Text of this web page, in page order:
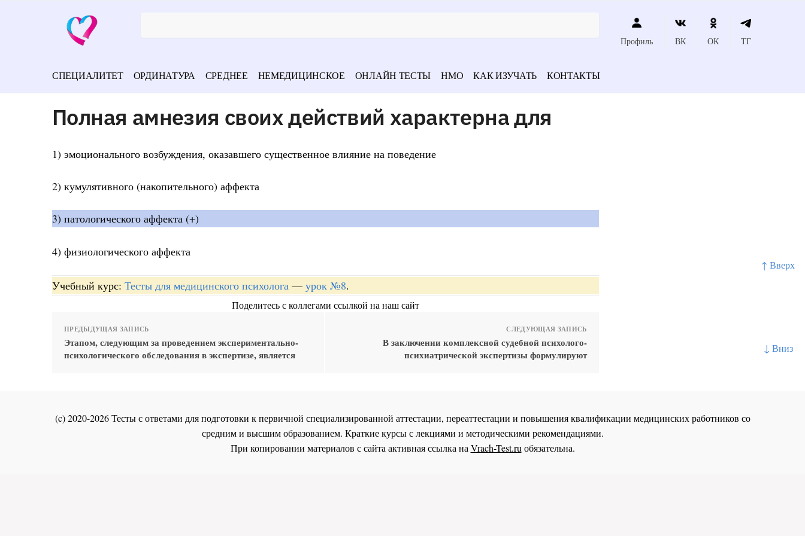
↑ Вверх
↓ Вниз
Профиль ВК ОК ТГ
СПЕЦИАЛИТЕТ ОРДИНАТУРА СРЕДНЕЕ НЕМЕДИЦИНСКОЕ ОНЛАЙН ТЕСТЫ НМО КАК ИЗУЧАТЬ КОНТАКТЫ
Полная амнезия своих действий характерна для
1) эмоционального возбуждения, оказавшего существенное влияние на поведение
2) кумулятивного (накопительного) аффекта
3) патологического аффекта (+)
4) физиологического аффекта
Учебный курс: Тесты для медицинского психолога — урок №8.
Поделитесь с коллегами ссылкой на наш сайт
ПРЕДЫДУЩАЯ ЗАПИСЬ
Этапом, следующим за проведением экспериментально-
психологического обследования в экспертизе, является
СЛЕДУЮЩАЯ ЗАПИСЬ
В заключении комплексной судебной психолого-
психиатрической экспертизы формулируют
(c) 2020-2026 Тесты с ответами для подготовки к первичной специализированной аттестации, переаттестации и повышения квалификации медицинских работников со
средним и высшим образованием. Краткие курсы с лекциями и методическими рекомендациями.
При копировании материалов с сайта активная ссылка наVrach-Test.ruобязательна.